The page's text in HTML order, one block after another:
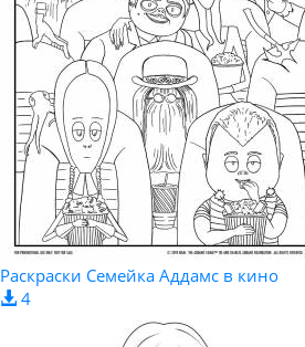
Раскраски Семейка Аддамс в кино
4